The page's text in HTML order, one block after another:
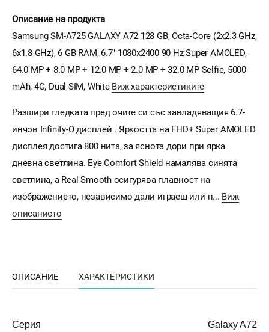
Описание на продукта
Samsung SM-A725 GALAXY A72 128 GB, Octa-Core (2x2.3 GHz,
6x1.8 GHz), 6 GB RAM, 6.7" 1080x2400 90 Hz Super AMOLED,
64.0 MP + 8.0 MP + 12.0 MP + 2.0 MP + 32.0 MP Selfie, 5000
mAh, 4G, Dual SIM, White Виж характеристиките
Разшири гледката пред очите си със завладяващия 6.7-
инчов Infinity-O дисплей . Яркостта на FHD+ Super AMOLED
дисплея достига 800 нита, за яснота дори при ярка
дневна светлина. Eye Comfort Shield намалява синята
светлина, а Real Smooth осигурява плавност на
изображението, независимо дали играеш или п... Виж
описанието
ОПИСАНИЕ ХАРАКТЕРИСТИКИ
Серия Galaxy A72